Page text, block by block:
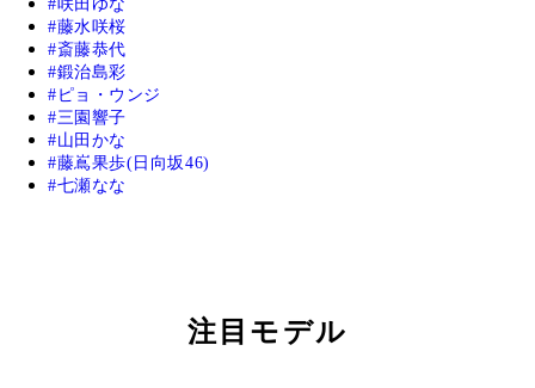
咲田ゆな
藤水咲桜
斎藤恭代
鍛治島彩
ピョ・ウンジ
三園響子
山田かな
藤嶌果歩(日向坂46)
七瀬なな
注目モデル